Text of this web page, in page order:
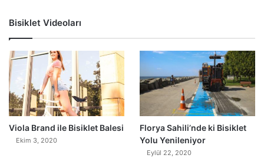
Bisiklet Videoları
Viola Brand ile Bisiklet Balesi
Ekim 3, 2020
Florya Sahili’nde ki Bisiklet
Yolu Yenileniyor
Eylül 22, 2020